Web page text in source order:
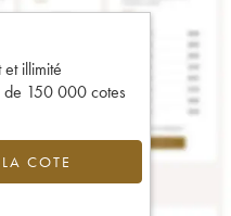
illimité
de 150 000 cotes
COTE